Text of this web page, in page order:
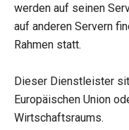
werden auf seinen
auf anderen Servern
Rahmen statt.
Dieser Dienstleister
Europäischen Union
Wirtschaftsraums.